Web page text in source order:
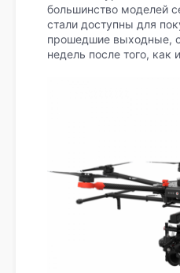
большинство моделей
стали доступны для
прошедшие выходные,
недель после того, как